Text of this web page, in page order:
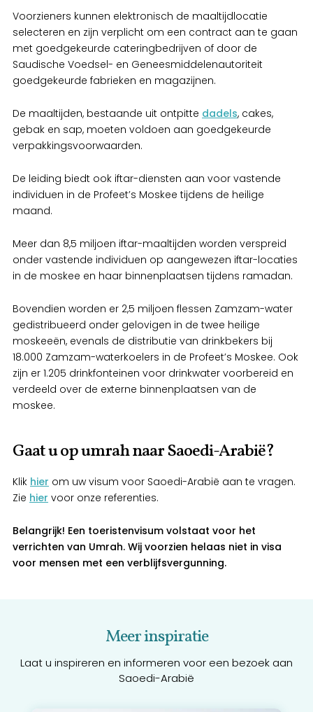
Voorzieners kunnen elektronisch de maaltijdlocatie
selecteren en zijn verplicht om een contract aan te gaan
met goedgekeurde cateringbedrijven of door de
Saudische Voedsel- en Geneesmiddelenautoriteit
goedgekeurde fabrieken en magazijnen.
De maaltijden, bestaande uit ontpitte dadels, cakes,
gebak en sap, moeten voldoen aan goedgekeurde
verpakkingsvoorwaarden.
De leiding biedt ook iftar-diensten aan voor vastende
individuen in de Profeet’s Moskee tijdens de heilige
maand.
Meer dan 8,5 miljoen iftar-maaltijden worden verspreid
onder vastende individuen op aangewezen iftar-locaties
in de moskee en haar binnenplaatsen tijdens ramadan.
Bovendien worden er 2,5 miljoen flessen Zamzam-water
gedistribueerd onder gelovigen in de twee heilige
moskeeën, evenals de distributie van drinkbekers bij
18.000 Zamzam-waterkoelers in de Profeet’s Moskee. Ook
zijn er 1.205 drinkfonteinen voor drinkwater voorbereid en
verdeeld over de externe binnenplaatsen van de
moskee.
Gaat u op umrah naar Saoedi-Arabië?
Klik hier om uw visum voor Saoedi-Arabië aan te vragen.
Zie hier voor onze referenties.
Belangrijk! Een toeristenvisum volstaat voor het
verrichten van Umrah. Wij voorzien helaas niet in visa
voor mensen met een verblijfsvergunning.
Meer inspiratie
Laat u inspireren en informeren voor een bezoek aan
Saoedi-Arabië